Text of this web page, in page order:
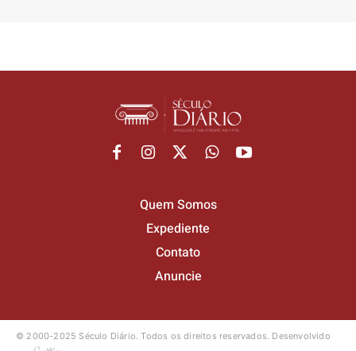
Quem Somos
Expediente
Contato
Anuncie
© 2000-2025 Século Diário.Todos os direitos reservados. Desenvolvido